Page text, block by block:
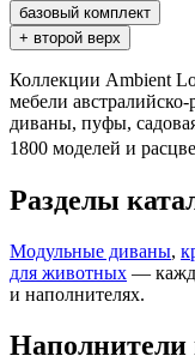
базовый комплект
+ второй верх
Коллекции Ambient
мебели
диваны, пуфы,
1800 моделей и
Разделы
Модульные диваны,
для животных —
и наполнителях.
Наполнители